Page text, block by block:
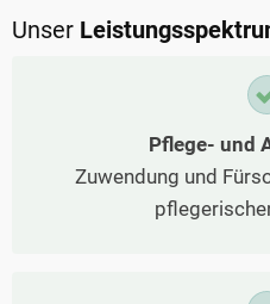
Unser
Pflege- und
Zuwendung und